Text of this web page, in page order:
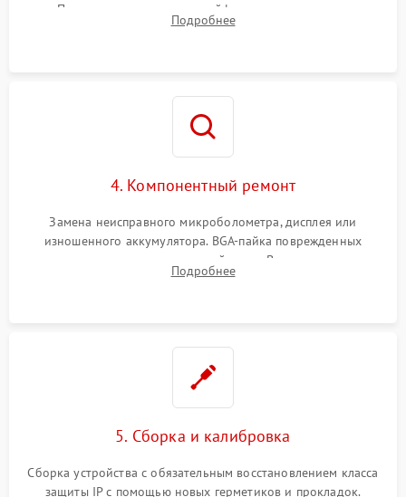
Проверка целостности шлейфов, модуля памяти и
интерфейсов связи. Выявление сгоревших SMD-компонентов
Подробнее
4. Компонентный ремонт
Замена неисправного микроболометра, дисплея или
изношенного аккумулятора. BGA-пайка поврежденных
контроллеров на материнской плате. Восстановление
разъемов и кнопок, замена поврежденных элементов
Подробнее
5. Сборка и калибровка
Сборка устройства с обязательным восстановлением класса
защиты IP с помощью новых герметиков и прокладок.